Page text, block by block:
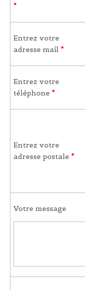
*
Entrez votre
adresse mail *
Entrez votre
téléphone *
Entrez votre
adresse postale *
Votre message